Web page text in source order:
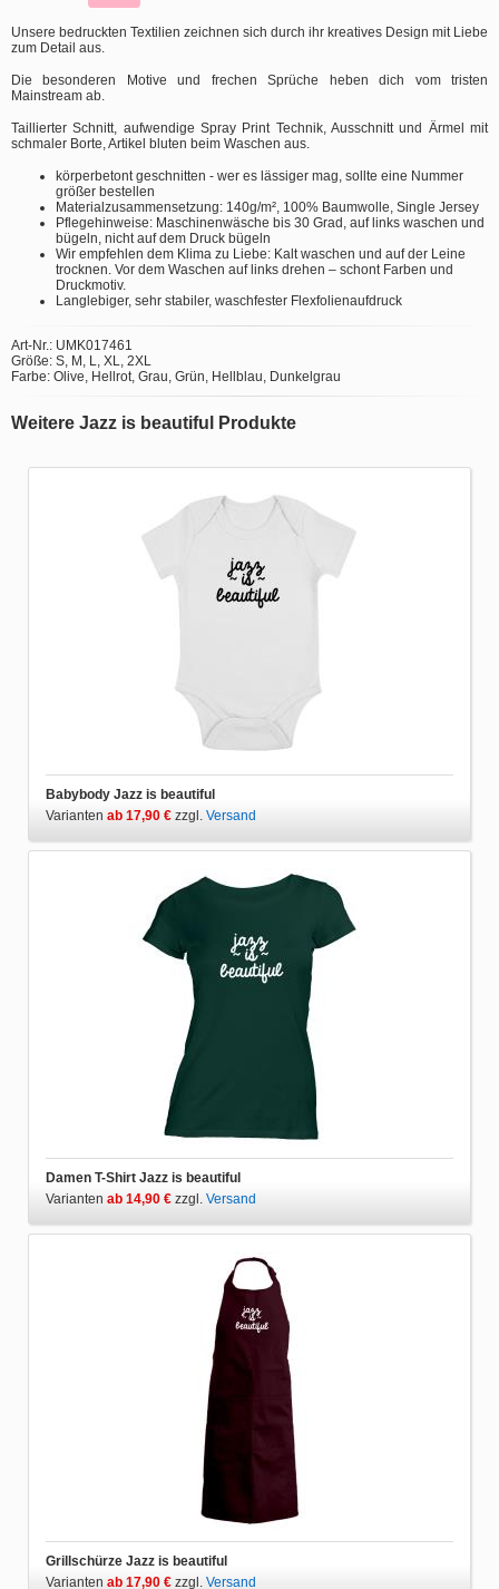
Unsere bedruckten Textilien zeichnen sich durch ihr kreatives Design mit Liebe
zum Detail aus.
Die besonderen Motive und frechen Sprüche heben dich vom tristen
Mainstream ab.
Taillierter Schnitt, aufwendige Spray Print Technik, Ausschnitt und Ärmel mit
schmaler Borte, Artikel bluten beim Waschen aus.
körperbetont geschnitten - wer es lässiger mag, sollte eine Nummer
größer bestellen
Materialzusammensetzung: 140g/m², 100% Baumwolle, Single Jersey
Pflegehinweise: Maschinenwäsche bis 30 Grad, auf links waschen und
bügeln, nicht auf dem Druck bügeln
Wir empfehlen dem Klima zu Liebe: Kalt waschen und auf der Leine
trocknen. Vor dem Waschen auf links drehen – schont Farben und
Druckmotiv.
Langlebiger, sehr stabiler, waschfester Flexfolienaufdruck
Art-Nr.: UMK017461
Größe: S, M, L, XL, 2XL
Farbe: Olive, Hellrot, Grau, Grün, Hellblau, Dunkelgrau
Weitere Jazz is beautiful Produkte
Babybody Jazz is beautiful
Varianten ab 17,90 € zzgl. Versand
Damen T-Shirt Jazz is beautiful
Varianten ab 14,90 € zzgl. Versand
Grillschürze Jazz is beautiful
Varianten ab 17,90 € zzgl. Versand